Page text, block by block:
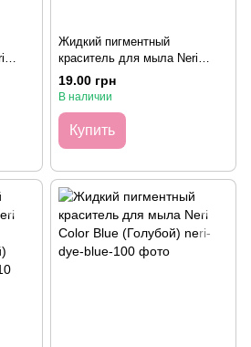
Жидкий пигментный
краситель для мыла Neri
Color Neon Lemon (Неоновый
лимонный), 10 грамм
19.00 грн
В наличии
Купить